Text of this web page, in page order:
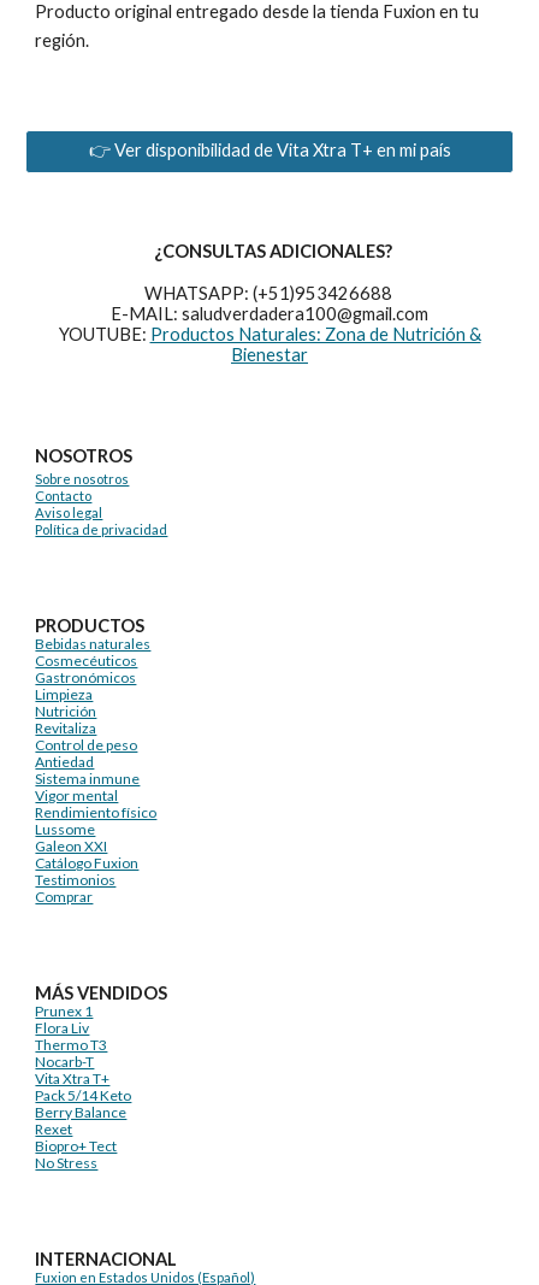
Producto original entregado desde la tienda Fuxion en tu
región.
👉 Ver disponibilidad de Vita Xtra T+ en mi país
¿CONSULTAS ADICIONALES?
WHATSAPP: (+51)953426688
E-MAIL: saludverdadera100@gmail.com
YOUTUBE: Productos Naturales: Zona de Nutrición &
Bienestar
NOSOTROS
Sobre nosotros
Contacto
Aviso legal
Política de privacidad
PRODUCTOS
Bebidas naturales
Cosmecéuticos
Gastronómicos
Limpieza
Nutrición
Revitaliza
Control de peso
Antiedad
Sistema inmune
Vigor mental
Rendimiento físico
Lussome
Galeon XXI
Catálogo Fuxion
Testimonios
Comprar
MÁS VENDIDOS
Prunex 1
Flora Liv
Thermo T3
Nocarb-T
Vita Xtra T+
Pack 5/14 Keto
Berry Balance
Rexet
Biopro+ Tect
No Stress
INTERNACIONAL
Fuxion en Estados Unidos (Español)